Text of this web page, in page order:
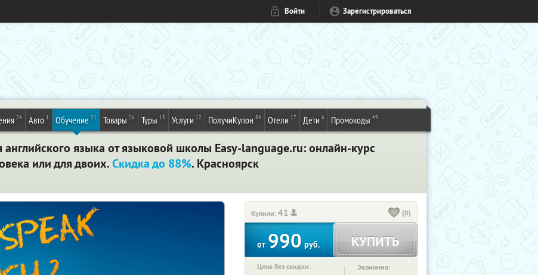
Войти Зарегистрироваться
24 Авто 1 Обучение 31 Товары 26 Туры 13 Услуги 12 ПолучиКупон 84 Отели 17 Дети 6 Промокоды 49
языка от языковой школы Easy-language.ru: онлайн-курс
или для двоих.Скидка до 88%. Красноярск
Купили:41 (0)
от990руб. КУПИТЬ
Цена без скидки: Экономия: